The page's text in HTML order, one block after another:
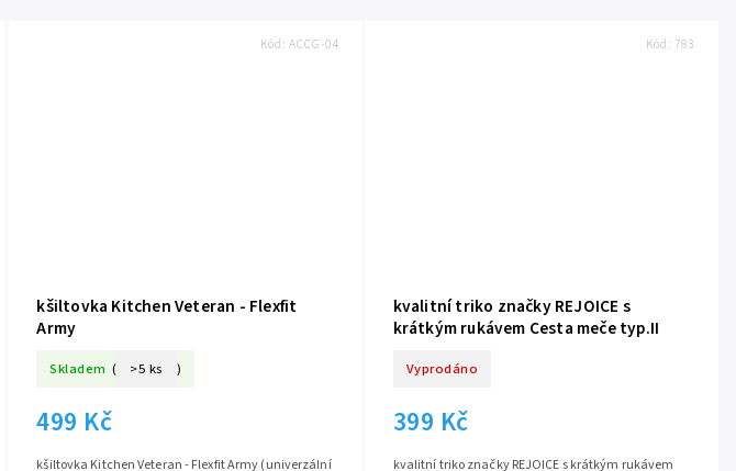
kšiltovka Kitchen Veteran - Flexfit
Army
Skladem ( >5 ks )
499 Kč
kšiltovka Kitchen Veteran - Flexfit Army (univerzální
Kód: ACCG-04
kvalitní triko značky REJOICE s
krátkým rukávem Cesta meče typ.II
Vyprodáno
399 Kč
kvalitní triko značky REJOICE s krátkým rukávem
Kód: 783